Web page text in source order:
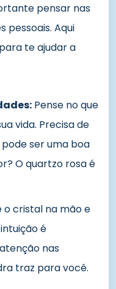
pensar nas
pessoais. Aqui
te ajudar a
Pense no que
vida. Precisa de
ser uma boa
O quartzo rosa é
o cristal na mão e
é
nas
traz para você.